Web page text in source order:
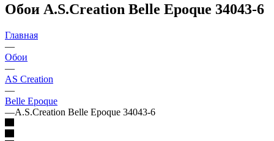
Обои A.S.Creation Belle Epoque 34043-6
Главная
—
Обои
—
AS Creation
—
Belle Epoque
—A.S.Creation Belle Epoque 34043-6